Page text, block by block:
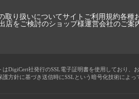
取り扱いについてサイトご利用規約各種
店をご検討のショップ様運営会社のご案
はDigiCert社発行のSSL電子証明書を使用しており、
護方針に基づき送信時にSSLという暗号化技術によっ